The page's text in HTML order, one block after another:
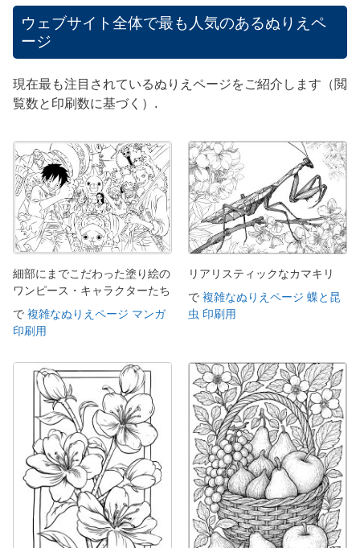
ウェブサイト全体で最も人気のあるぬりえペ
ージ
現在最も注目されているぬりえページをご紹介します（閲
覧数と印刷数に基づく）.
細部にまでこだわった塗り絵の
ワンピース・キャラクターたち
で 複雑なぬりえページ マンガ
印刷用
リアリスティックなカマキリ
で 複雑なぬりえページ 蝶と昆
虫 印刷用